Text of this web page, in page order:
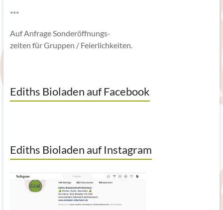
***
Auf Anfrage Sonderöffnungs-
zeiten für Gruppen / Feierlichkeiten.
Ediths Bioladen auf Facebook
Ediths Bioladen auf Instagram